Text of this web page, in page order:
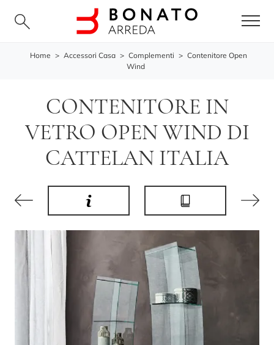
Home > Accessori Casa > Complementi > Contenitore Open
Wind
CONTENITORE IN
VETRO OPEN WIND DI
CATTELAN ITALIA